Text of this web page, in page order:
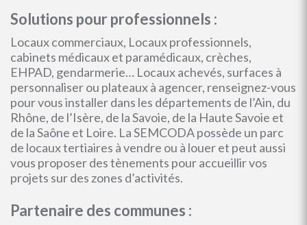
Solutions pour professionnels :
Locaux commerciaux, Locaux professionnels,
cabinets médicaux et paramédicaux, crèches,
EHPAD, gendarmerie… Locaux achevés, surfaces à
personnaliser ou plateaux à agencer, renseignez-vous
pour vous installer dans les départements de l’Ain, du
Rhône, de l’Isère, de la Savoie, de la Haute Savoie et
de la Saône et Loire. La SEMCODA possède un parc
de locaux tertiaires à vendre ou à louer et peut aussi
vous proposer des tènements pour accueillir vos
projets sur des zones d’activités.
Partenaire des communes :